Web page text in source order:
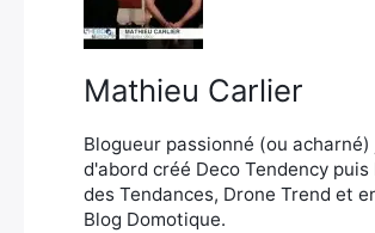
Mathieu Carlier
Blogueur passionné (ou acharné)
d'abord créé Deco Tendency puis
des Tendances, Drone Trend et
Blog Domotique.